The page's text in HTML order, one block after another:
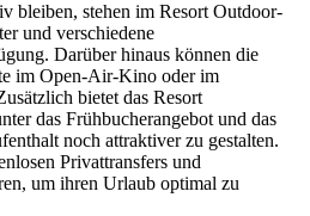
bleiben, stehen im Resort Outdoor-
und verschiedene
Darüber hinaus können die
im Open-Air-Kino oder im
bietet das Resort
das Frühbucherangebot und das
noch attraktiver zu gestalten.
Privattransfers und
um ihren Urlaub optimal zu